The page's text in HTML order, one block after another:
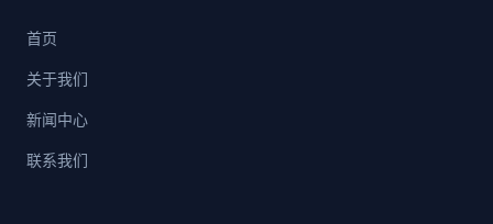
首页
关于我们
新闻中心
联系我们